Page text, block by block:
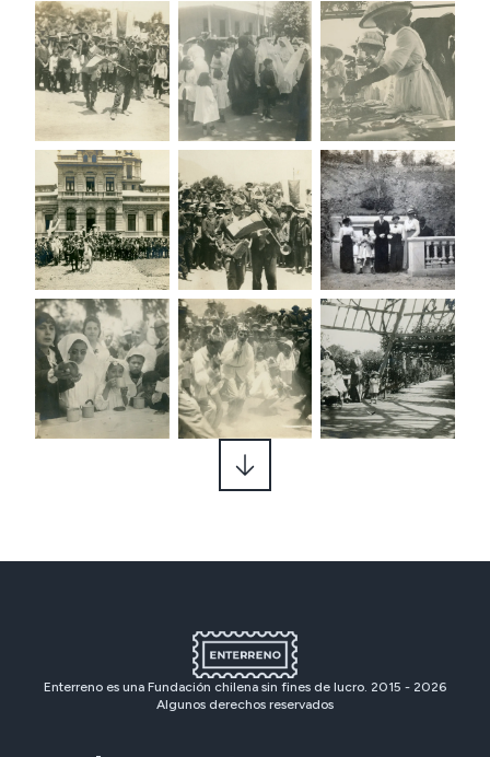
Enterreno es una Fundación chilena sin fines de lucro. 2015 - 2026
Algunos derechos reservados